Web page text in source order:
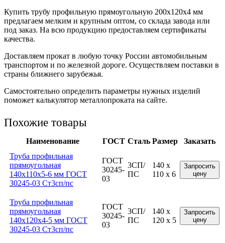
Купить трубу профильную прямоугольную 200х120х4 мм
предлагаем мелким и крупным оптом, со склада завода или
под заказ. На всю продукцию предоставляем сертификаты
качества.
Доставляем прокат в любую точку России автомобильным
транспортом и по железной дороге. Осуществляем поставки в
страны ближнего зарубежья.
Самостоятельно определить параметры нужных изделий
поможет калькулятор металлопроката на сайте.
Похожие товары
Наименование ГОСТ Сталь Размер
Заказать
Труба профильная
прямоугольная
140x110x5-6 мм ГОСТ
30245-03 Ст3сп/пс
ГОСТ
30245-
03
3СП/
ПС
140 x
110 x 6
Запросить
цену
Труба профильная
прямоугольная
140x120x4-5 мм ГОСТ
30245-03 Ст3сп/пс
ГОСТ
30245-
03
3СП/
ПС
140 x
120 x 5
Запросить
цену